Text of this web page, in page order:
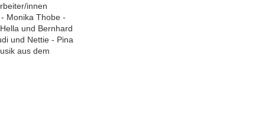
innen
Monika Thobe -
und Bernhard
und Nettie - Pina
aus dem